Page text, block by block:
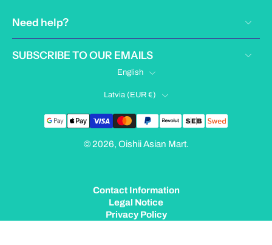
Need help?
SUBSCRIBE TO OUR EMAILS
English
Latvia ‎(EUR €)‎
© 2026, Oishii Asian Mart.
Contact Information
Legal Notice
Privacy Policy